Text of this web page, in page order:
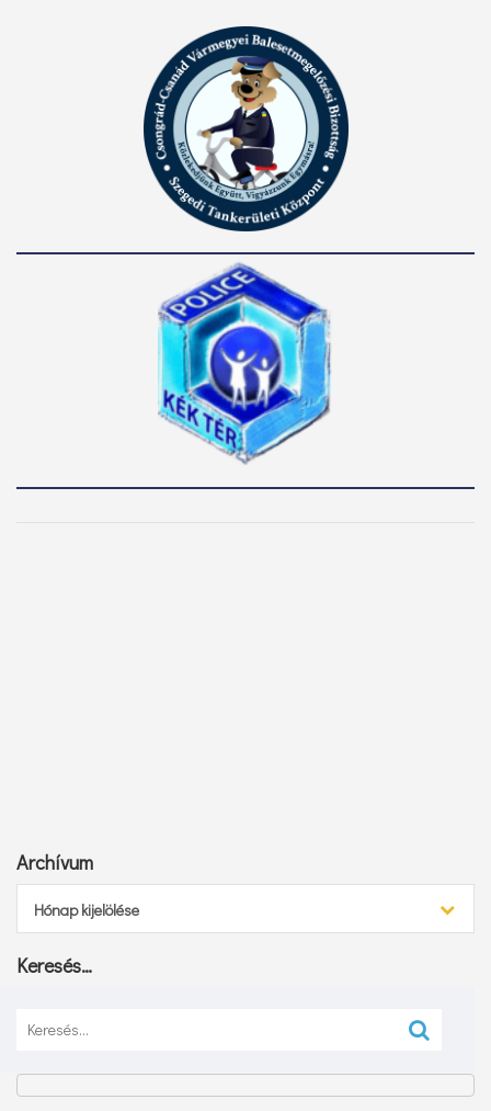
Archívum
Hónap kijelölése
Keresés…
Keresés: